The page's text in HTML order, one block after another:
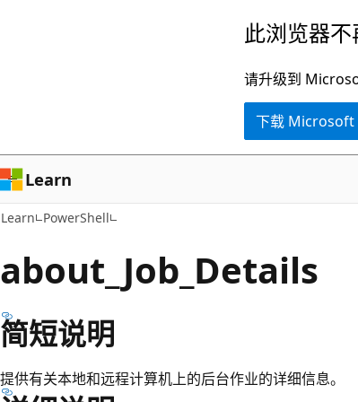
容
此浏览器不
请升级到
下载 Microsoft
Learn
Learn PowerShell
about_Job_Details
简短说明
提供有关本地和远程计算机上的后台作业的详细信息。